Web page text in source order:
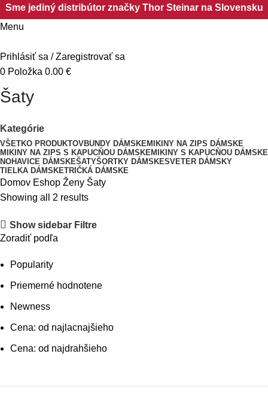
Sme jediný distribútor značky Thor Steinar na Slovensku
Menu
Prihlásiť sa / Zaregistrovať sa
0 Položka 0.00 €
Šaty
Kategórie
VŠETKO PRODUKTOVBUNDY DÁMSKEMIKINY NA ZIPS DÁMSKE
MIKINY NA ZIPS S KAPUCŇOU DÁMSKEMIKINY S KAPUCŇOU DÁMSKE
NOHAVICE DÁMSKEŠATYŠORTKY DÁMSKESVETER DÁMSKY
TIELKA DÁMSKETRIČKÁ DÁMSKE
Domov Eshop Ženy Šaty
Showing all 2 results
Show sidebar Filtre
Zoradiť podľa
Popularity
Priemerné hodnotene
Newness
Cena: od najlacnajšieho
Cena: od najdrahšieho